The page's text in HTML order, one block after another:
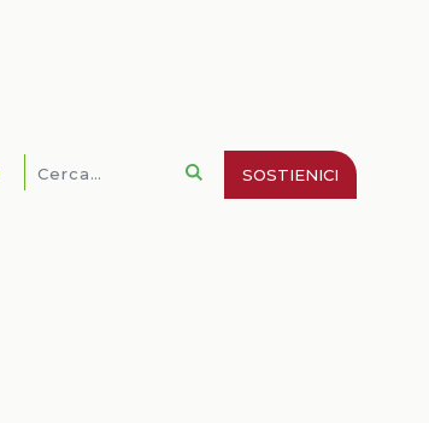
SOSTIENICI